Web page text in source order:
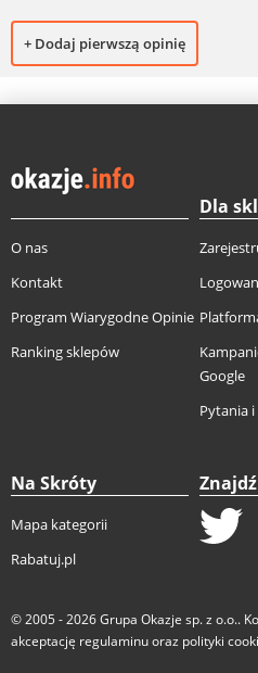
+ Dodaj pierwszą opinię
O nas
Kontakt
Program Wiarygodne Opinie
Ranking sklepów
Dla
Google
Pytania
Na Skróty
Mapa kategorii
Rabatuj.pl
© 2005 - 2026Grupa Okazje sp. z o.o..
akceptację regulaminuoraz polityki